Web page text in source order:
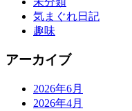
気まぐれ日記
趣味
アーカイブ
2026年6月
2026年4月